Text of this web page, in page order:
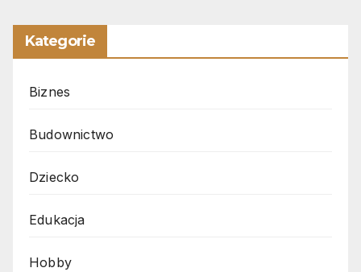
Kategorie
Biznes
Budownictwo
Dziecko
Edukacja
Hobby